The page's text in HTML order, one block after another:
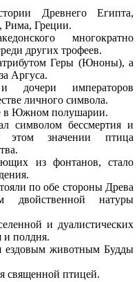
Древнего Египта,
Рима, Греции.
многократно
других трофеев.
Геры (Юноны), а
Аргуса.
дочери императоров
личного символа.
в Южном полушарии.
символом бессмертия и
этом значении птица
из фонтанов, стало
по обе стороны Древа
двойственной натуры
и дуалистических
и полдня.
ездовым животным Будды
священной птицей.